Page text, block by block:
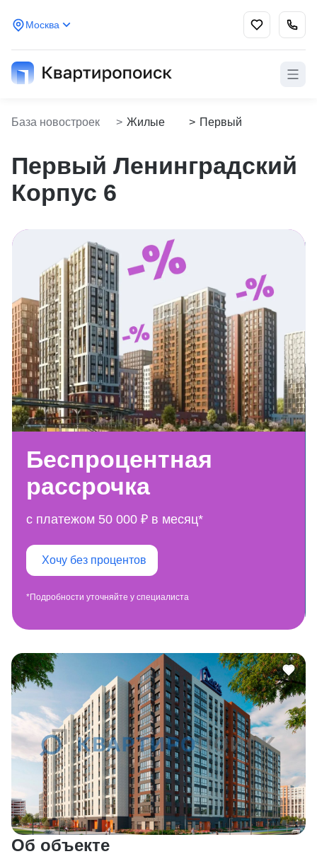
Москва
База новостроек
> Жилые
> Первый
Первый Ленинградский
Корпус 6
Беспроцентная
рассрочка
с платежом 50 000 ₽ в месяц*
Хочу без процентов
*Подробности уточняйте у специалиста
Об объекте